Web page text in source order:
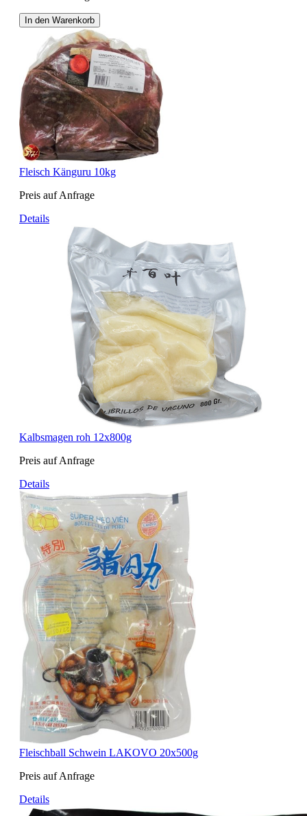
In den Warenkorb
Fleisch Känguru 10kg
Preis auf Anfrage
Details
Kalbsmagen roh 12x800g
Preis auf Anfrage
Details
Fleischball Schwein LAKOVO 20x500g
Preis auf Anfrage
Details